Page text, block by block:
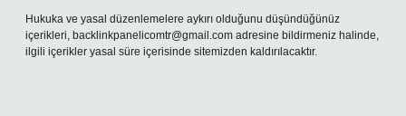
Hukuka ve yasal düzenlemelere aykırı olduğunu düşündüğünüz
içerikleri, backlinkpanelicomtr@gmail.com adresine bildirmeniz halinde,
ilgili içerikler yasal süre içerisinde sitemizden kaldırılacaktır.